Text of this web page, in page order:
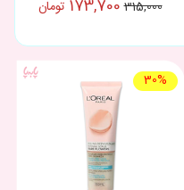
315,000
173,700 تومان
30%